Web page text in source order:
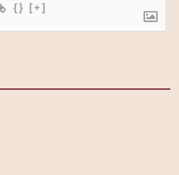
{} [+]